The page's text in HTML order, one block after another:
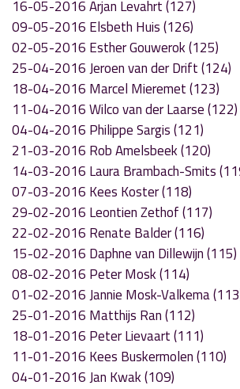
16-05-2016 Arjan Levahrt (127)
09-05-2016 Elsbeth Huis (126)
02-05-2016 Esther Gouwerok (125)
25-04-2016 Jeroen van der Drift (124)
18-04-2016 Marcel Mieremet (123)
11-04-2016 Wilco van der Laarse (122)
04-04-2016 Philippe Sargis (121)
21-03-2016 Rob Amelsbeek (120)
14-03-2016 Laura Brambach-Smits
07-03-2016 Kees Koster (118)
29-02-2016 Leontien Zethof (117)
22-02-2016 Renate Balder (116)
15-02-2016 Daphne van Dillewijn (115)
08-02-2016 Peter Mosk (114)
01-02-2016 Jannie Mosk-Valkema
25-01-2016 Matthijs Ran (112)
18-01-2016 Peter Lievaart (111)
11-01-2016 Kees Buskermolen (110)
04-01-2016 Jan Kwak (109)